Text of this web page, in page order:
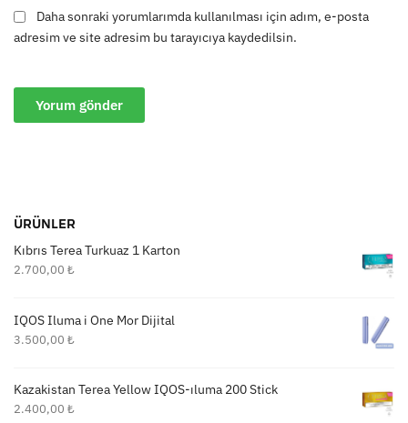
Daha sonraki yorumlarımda kullanılması için adım, e-posta
adresim ve site adresim bu tarayıcıya kaydedilsin.
ÜRÜNLER
Kıbrıs Terea Turkuaz 1 Karton
2.700,00 ₺
IQOS Iluma i One Mor Dijital
3.500,00 ₺
Kazakistan Terea Yellow IQOS-ıluma 200 Stick
2.400,00 ₺